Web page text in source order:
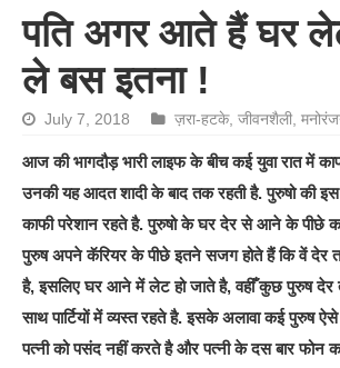
पति अगर आते हैं घर
ले बस इतना !
July 7, 2018 ज़रा-हटके,जीवनशैली ,
आज की भागदौड़ भारी लाइफ के बीच कई युवा रात में
उनकी यह आदत शादी के बाद तक रहती है. पुरुषो की
काफी परेशान रहते है. पुरुषो के घर देर से आने के पीछे
पुरुष अपने कॅरियर के पीछे इतने सजग होते हैं कि वें
है, इसलिए घर आने में लेट हो जाते है, वहीँ कुछ पुरुष देर
साथ पार्टियों में व्यस्त रहते है. इसके अलावा कई पुरुष
पत्नी को पसंद नहीं करते है और पत्नी के दस बार फोन